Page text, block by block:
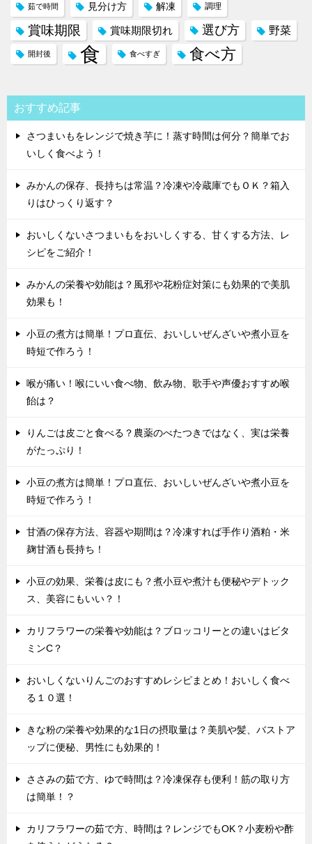
茹で時間 見分け方 解凍 調理
賞味期限 賞味期限切れ 選び方 野菜
開封後 食 食べすぎ 食べ方
おすすめ記事
さつまいもをレンジで焼き芋に！蒸す時間は何分？簡単でお
いしく食べよう！
みかんの保存、長持ちは常温？冷凍や冷蔵庫でもＯＫ？箱入
りはひっくり返す？
おいしくないさつまいもをおいしくする、甘くする方法、レ
シピをご紹介！
みかんの栄養や効能は？風邪や花粉症対策にも効果的で美肌
効果も！
小豆の煮方は簡単！プロ直伝、おいしいぜんざいや煮小豆を
時短で作ろう！
喉が痛い！喉にいい食べ物、飲み物、歌手や声優おすすめ喉
飴は？
りんごは皮ごと食べる？農薬のべたつきではなく、実は栄養
がたっぷり！
小豆の煮方は簡単！プロ直伝、おいしいぜんざいや煮小豆を
時短で作ろう！
甘酒の保存方法、容器や期間は？冷凍すれば手作り酒粕・米
麹甘酒も長持ち！
小豆の効果、栄養は皮にも？煮小豆や煮汁も便秘やデトック
ス、美容にもいい？！
カリフラワーの栄養や効能は？ブロッコリーとの違いはビタ
ミンC？
おいしくないりんごのおすすめレシピまとめ！おいしく食べ
る１０選！
きな粉の栄養や効果的な1日の摂取量は？美肌や髪、バストア
ップに便秘、男性にも効果的！
ささみの茹で方、ゆで時間は？冷凍保存も便利！筋の取り方
は簡単！？
カリフラワーの茹で方、時間は？レンジでもOK？小麦粉や酢